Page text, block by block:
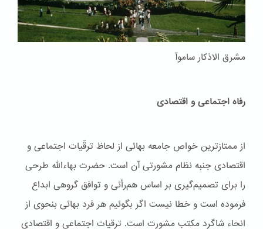
مشرق الاذکار ساموآ
رفاه اجتماعی و اقتصادی
از ممتازترین خواص جامعه بهائی از لحاظ ترقّیات اجتماعی و
اقتصادی جنبه نظام مشورتی آن است. حضرت بهاءاللّه طرحی
را برای تصمیم‌گیری بر اساس هم‌رأئی و توافق گروهی ابداع
فرموده است و خطا نیست اگر بگوئیم هر فرد بهائی بنحوی از
انحاء شاگرد مکتب مشورت است. ترقیات اجتماعی و اقتصادی